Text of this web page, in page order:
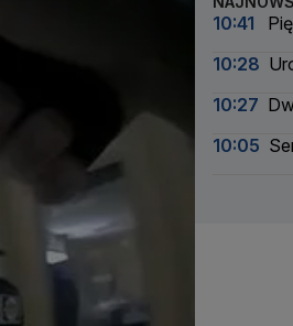
10:41
10:28
10:27
10:05